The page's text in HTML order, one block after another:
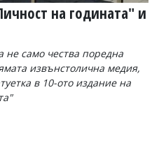
на годината" и
не само чества поредна
извънстолична медия,
в 10-ото издание на